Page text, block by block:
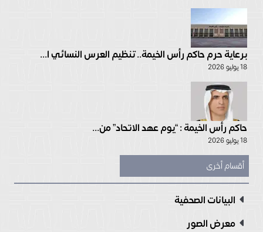
برعاية حرم حاكم رأس الخيمة.. تنظيم العرس النسائي ا...
18 يوليو 2026
حاكم رأس الخيمة : “يوم عهد الاتحاد” من...
18 يوليو 2026
أقسام أخرى
البيانات الصحفية
معرض الصور